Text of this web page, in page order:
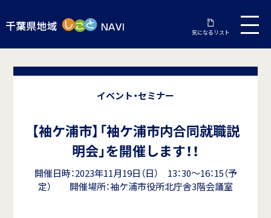
気になるリスト
イベント・セミナー
【袖ケ浦市】「袖ケ浦市内合同就職説
明会」を開催します！！
開催日時：2023年11月19日（日） 13：30～16：15（予
定） 開催場所：袖ケ浦市役所北庁舎3階会議室